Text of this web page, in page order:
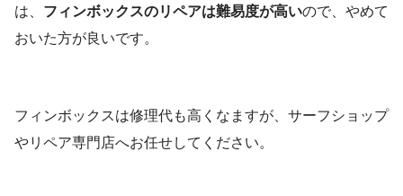
は、 フィンボックスのリペアは難易度が高いので、やめて
おいた方が良いです。
フィンボックスは修理代も高くなますが、サーフショップ
やリペア専門店へお任せしてください。